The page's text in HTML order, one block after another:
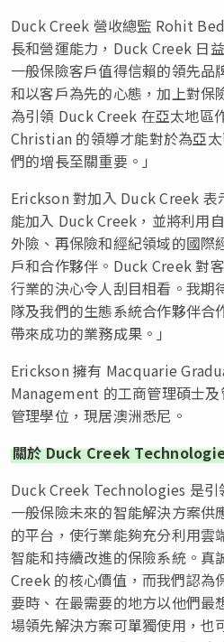
Duck Creek 營收總監 Rohit
長和營運能力，Duck Creek 日
一般保險客戶值得信賴的領先
和以客戶為先的心態，加上對保
為引領 Duck Creek 在亞太地區
Christian 的領導才能對於為亞
們的增長至關重要。」
Erickson 對加入 Duck Creek 表
能加入 Duck Creek，並將利用
外險、再保險和經紀領域的國際
戶和合作夥伴。Duck Creek 對
行業的決心令人刮目相看。我期
隊及我們的生態系統合作夥伴合
帶來成功的業務成果。」
Erickson 擁有 Macquarie
Management 的工商管理碩士
管理學位，現居澳洲悉尼。
關於 Duck Creek
Duck Creek Technologies 是引
一般保險未來的智能解決方案供
的平台，使行業能夠充分利用雲
智能和持續改進的保險系統。真
Creek 的核心價值，而我們認為
要時、在最需要的地方以他們最
場領先解決方案可單獨使用，也